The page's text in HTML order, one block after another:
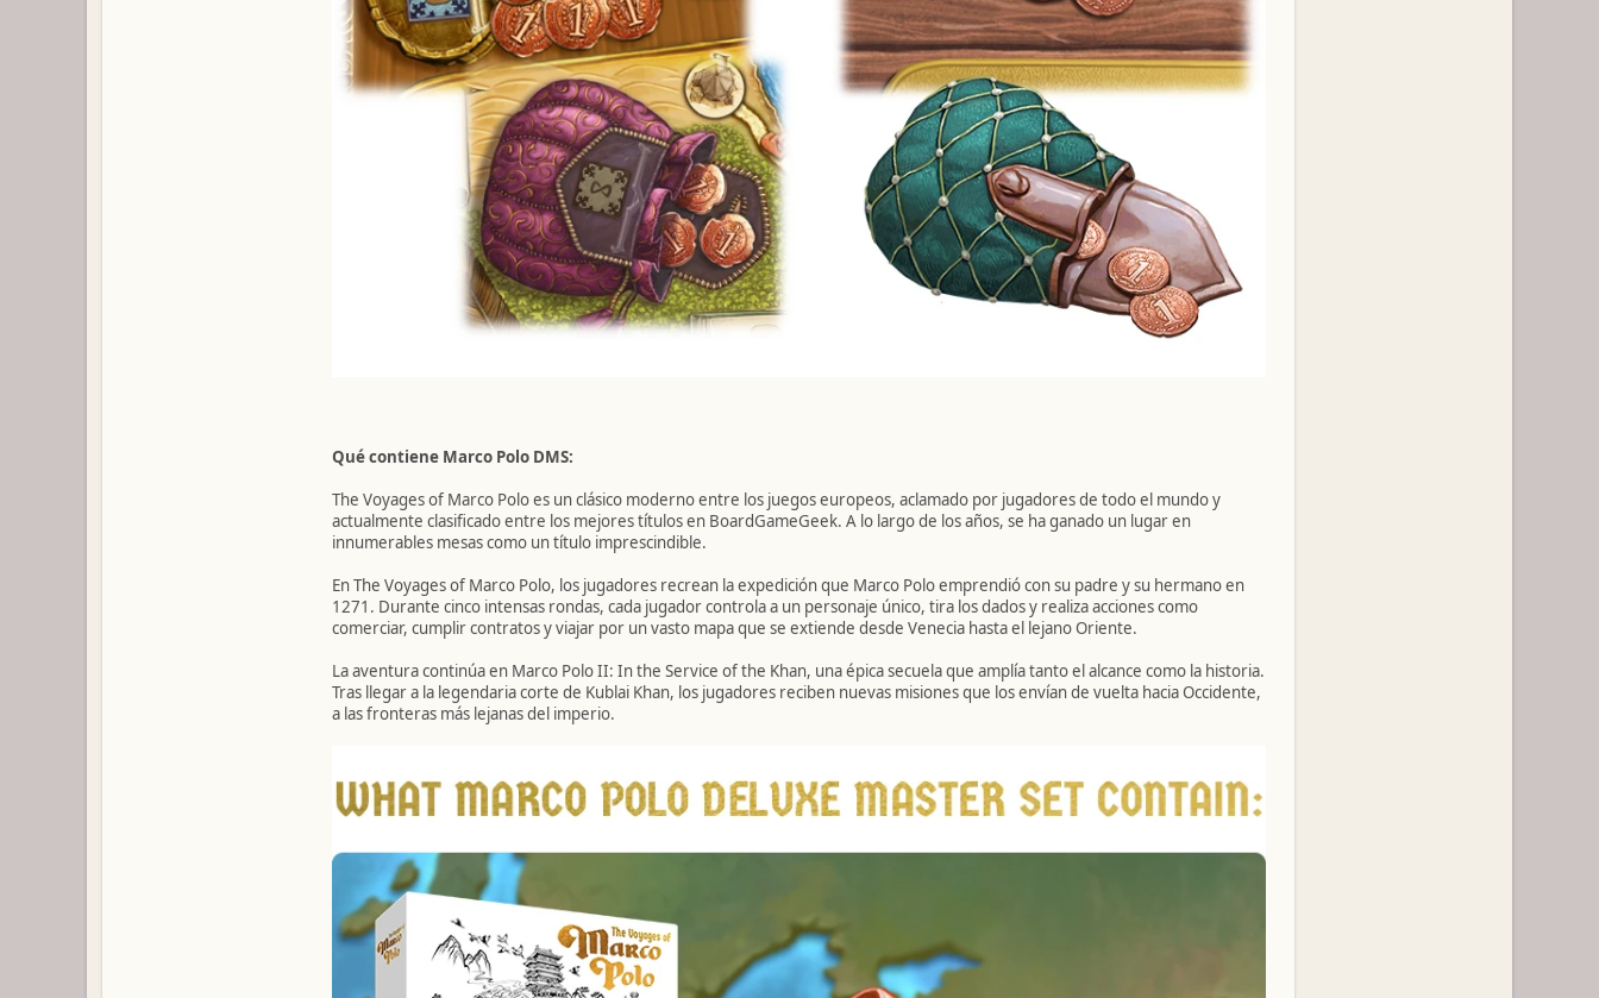
Qué contiene Marco Polo DMS:
The Voyages of Marco Polo es un clásico moderno entre los juegos europeos, aclamado por jugadores de todo el mundo y
actualmente clasificado entre los mejores títulos en BoardGameGeek. A lo largo de los años, se ha ganado un lugar en
innumerables mesas como un título imprescindible.
En The Voyages of Marco Polo, los jugadores recrean la expedición que Marco Polo emprendió con su padre y su hermano en
1271. Durante cinco intensas rondas, cada jugador controla a un personaje único, tira los dados y realiza acciones como
comerciar, cumplir contratos y viajar por un vasto mapa que se extiende desde Venecia hasta el lejano Oriente.
La aventura continúa en Marco Polo II: In the Service of the Khan, una épica secuela que amplía tanto el alcance como la historia.
Tras llegar a la legendaria corte de Kublai Khan, los jugadores reciben nuevas misiones que los envían de vuelta hacia Occidente,
a las fronteras más lejanas del imperio.